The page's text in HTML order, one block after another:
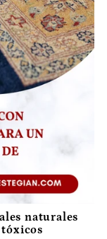
naturales